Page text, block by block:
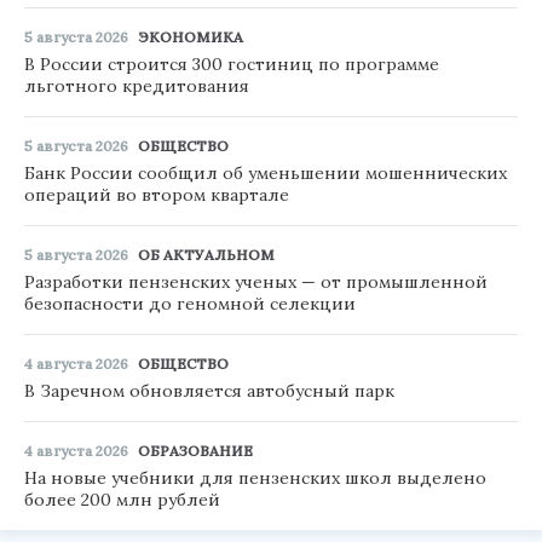
5 августа 2026 ЭКОНОМИКА
В России строится 300 гостиниц по программе
льготного кредитования
5 августа 2026 ОБЩЕСТВО
Банк России сообщил об уменьшении мошеннических
операций во втором квартале
5 августа 2026 ОБ АКТУАЛЬНОМ
Разработки пензенских ученых — от промышленной
безопасности до геномной селекции
4 августа 2026 ОБЩЕСТВО
В Заречном обновляется автобусный парк
4 августа 2026 ОБРАЗОВАНИЕ
На новые учебники для пензенских школ выделено
более 200 млн рублей